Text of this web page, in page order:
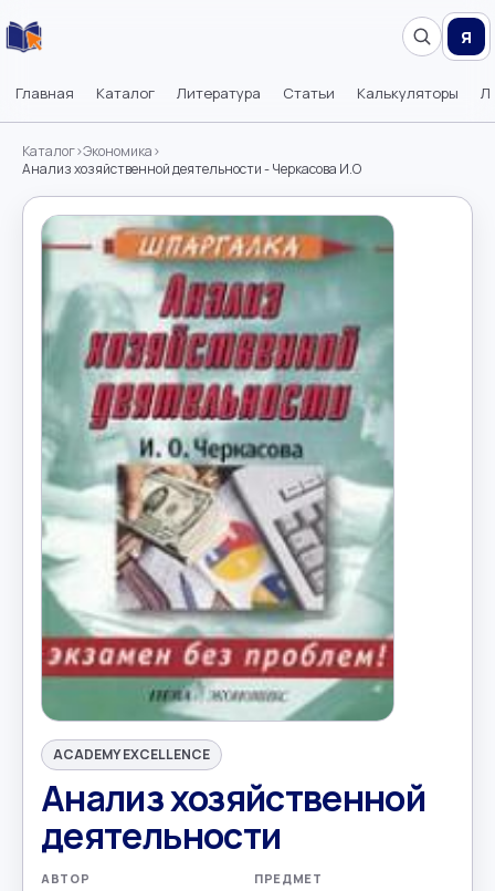
Главная Каталог Литература Статьи Калькуляторы
Я
Каталог›Экономика›
Анализ хозяйственной деятельности - Черкасова И.О
ACADEMY EXCELLENCE
Анализ хозяйственной
деятельности
АВТОР ПРЕДМЕТ